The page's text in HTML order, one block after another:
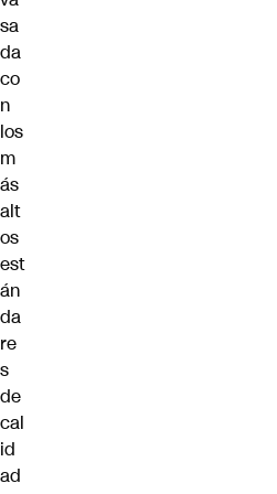
sa
da
co
n
los
m
ás
alt
os
est
án
da
re
s
de
cal
id
ad